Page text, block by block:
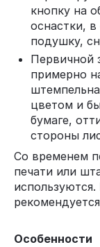
кнопку на
оснастки,
подушку,
Первичной
примерно
цветом и
бумаге,
стороны
Со временем
печати или
Особенности